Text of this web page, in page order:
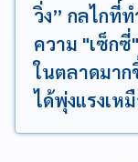
วิ่ง” กลไกที่
ความ "เซ็ก
ในตลาดมาก
ได้พุ่งแรงเห